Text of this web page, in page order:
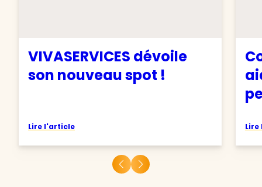
VIVASERVICES dévoile
son nouveau spot !
Lire l'article